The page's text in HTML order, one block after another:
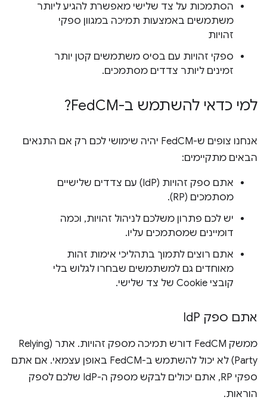
הסתמכות על צד שלישי מאפשרת להגיע ליותר
משתמשים באמצעות תמיכה במגוון ספקי
זהויות
ספקי זהויות עם בסיס משתמשים קטן יותר
זמינים ליותר צדדים מסתמכים.
למי כדאי להשתמש ב-FedCM?
אנחנו צופים ש-FedCM יהיה שימושי לכם רק אם התנאים
הבאים מתקיימים:
אתם ספק זהויות (IdP) עם צדדים שלישיים
מסתמכים (RP).
יש לכם פתרון משלכם לניהול זהויות, וכמה
דומיינים שמסתמכים עליו.
אתם רוצים לתמוך בתהליכי אימות זהות
מאוחדים גם למשתמשים שבחרו לגלוש בלי
קובצי Cookie של צד שלישי.
אתם ספק Id P
ממשק FedCM דורש תמיכה מספק זהויות. אתר (Relying
Party) לא יכול להשתמש ב-FedCM באופן עצמאי. אם אתם
ספקי RP, אתם יכולים לבקש מספק ה-IdP שלכם לספק
הוראות.